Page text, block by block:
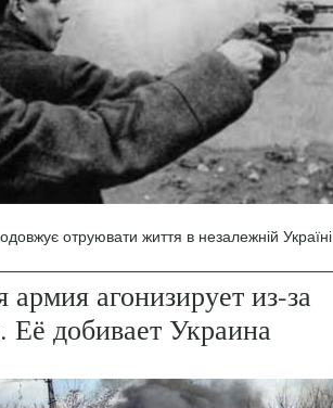
отруювати життя в незалежній Україні.
армия агонизирует из-за
Её добивает Украина